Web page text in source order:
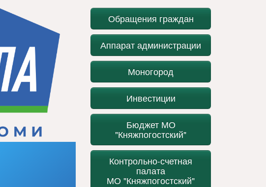
Обращения граждан
Аппарат администрации
Моногород
Инвестиции
Бюджет МО
"Княжпогостский"
Контрольно-счетная
палата
МО "Княжпогостский"